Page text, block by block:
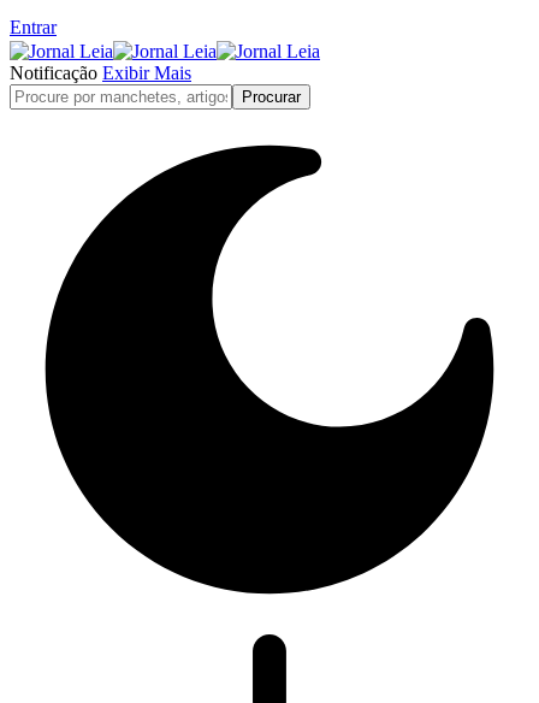
Entrar
Notificação Exibir Mais